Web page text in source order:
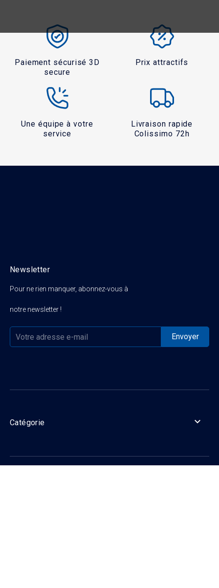
Paiement sécurisé 3D
secure
Prix attractifs
Une équipe à votre
service
Livraison rapide
Colissimo 72h
Pour ne rien manquer, abonnez-vous à
notre newsletter !
Newsletter
Catégorie 